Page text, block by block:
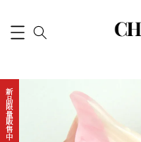
新品限量販售中